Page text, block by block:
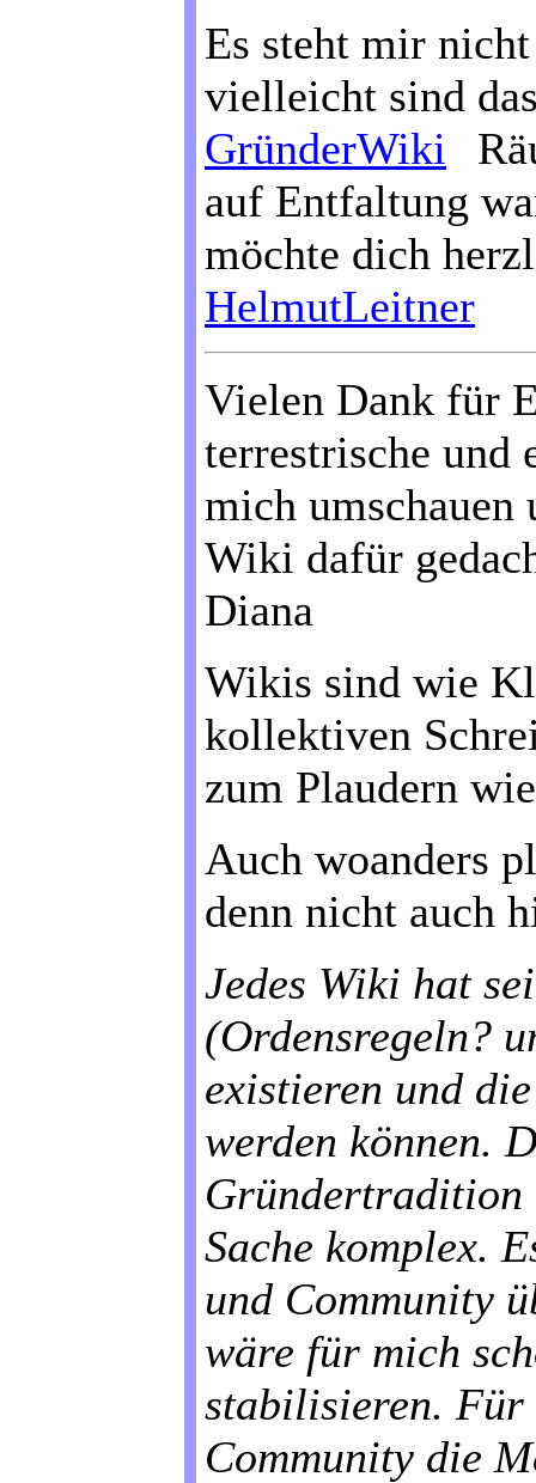
Es steht mir
vielleicht sind
GründerWiki
auf Entfaltung
möchte dich
HelmutLeitner
Vielen Dank für
terrestrische und
mich umschauen
Wiki dafür
Diana
Wikis sind wie
kollektiven
zum Plaudern
Auch woanders
denn nicht auch
Jedes Wiki hat
(Ordensregeln?
existieren und
werden können.
Gründertradition
Sache komplex.
und Community
wäre für mich
stabilisieren.
Community die